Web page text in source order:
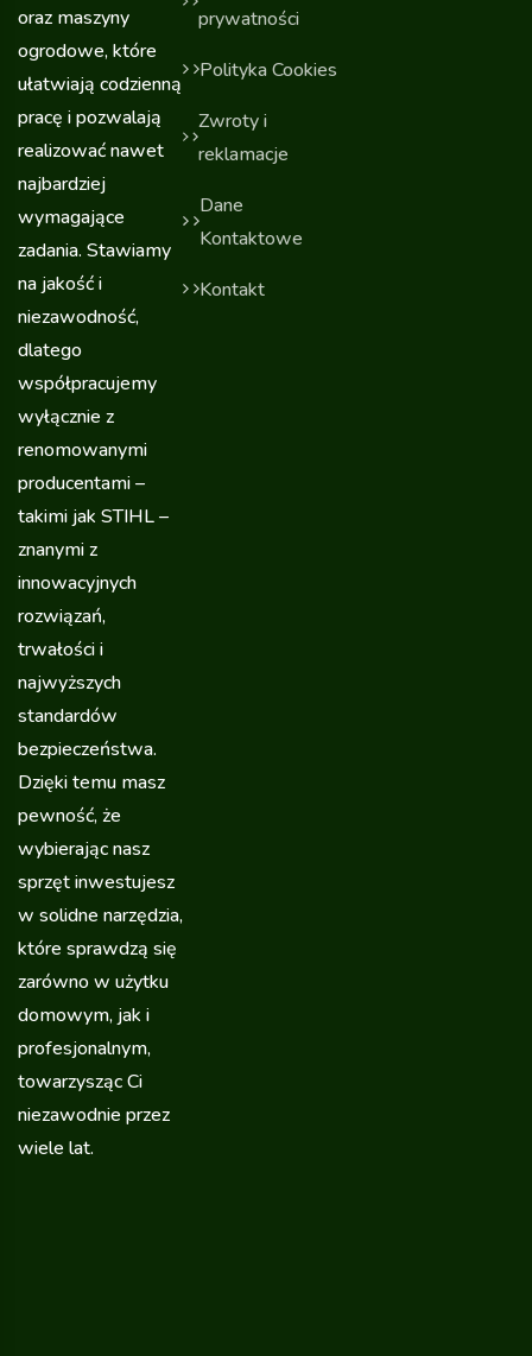
oraz maszyny
ogrodowe, które
ułatwiają codzienną
pracę i pozwalają
realizować nawet
najbardziej
wymagające
zadania. Stawiamy
na jakość i
niezawodność,
dlatego
współpracujemy
wyłącznie z
renomowanymi
producentami –
takimi jak STIHL –
znanymi z
innowacyjnych
rozwiązań,
trwałości i
najwyższych
standardów
bezpieczeństwa.
Dzięki temu masz
pewność, że
wybierając nasz
sprzęt inwestujesz
w solidne narzędzia,
które sprawdzą się
zarówno w użytku
domowym, jak i
profesjonalnym,
towarzysząc Ci
niezawodnie przez
wiele lat.
prywatności
Polityka Cookies
Zwroty i
reklamacje
Dane
Kontaktowe
Kontakt